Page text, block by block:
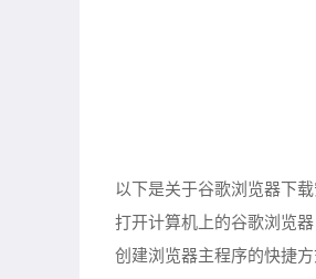
以下是关于谷歌浏览器下
打开计算机上的谷歌浏览
创建浏览器主程序的快捷